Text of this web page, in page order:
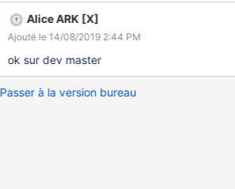
height et frameborder de la balise <iframe>. Exemple de vidéo
externe insérée :
Alice ARK [X]
Ajouté le 14/08/2019 2:44 PM
ok sur dev master
Passer à la version bureau